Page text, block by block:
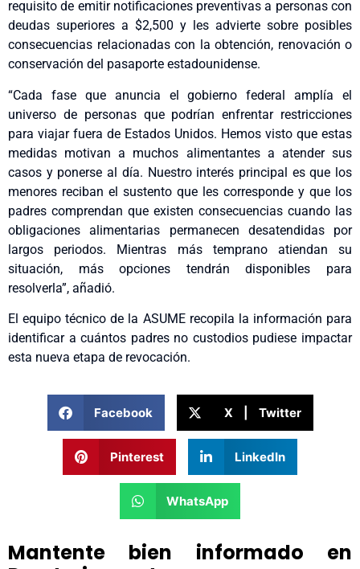
requisito de emitir notificaciones preventivas a personas con
deudas superiores a $2,500 y les advierte sobre posibles
consecuencias relacionadas con la obtención, renovación o
conservación del pasaporte estadounidense.
“Cada fase que anuncia el gobierno federal amplía el
universo de personas que podrían enfrentar restricciones
para viajar fuera de Estados Unidos. Hemos visto que estas
medidas motivan a muchos alimentantes a atender sus
casos y ponerse al día. Nuestro interés principal es que los
menores reciban el sustento que les corresponde y que los
padres comprendan que existen consecuencias cuando las
obligaciones alimentarias permanecen desatendidas por
largos periodos. Mientras más temprano atiendan su
situación, más opciones tendrán disponibles para
resolverla”, añadió.
El equipo técnico de la ASUME recopila la información para
identificar a cuántos padres no custodios pudiese impactar
esta nueva etapa de revocación.
Facebook X | Twitter
Pinterest LinkedIn
WhatsApp
Mantente bien informado en